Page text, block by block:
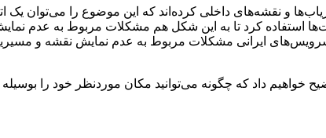
و نقشه‌های داخلی کرده‌اند که این موضوع را می‌توان
استفاده کرد تا به این شکل هم مشکلات مربوط به عدم
ایرانی مشکلات مربوط به عدم نمایش نقشه و
خواهیم داد که چگونه می‌توانید مکان موردنظر خود را